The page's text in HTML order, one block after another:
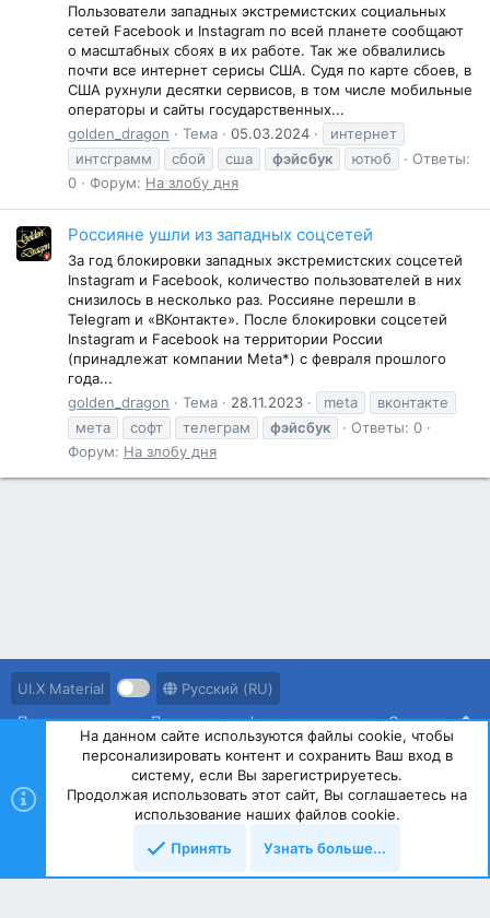
Пользователи западных экстремистских социальных
сетей Facebook и Instagram по всей планете сообщают
о масштабных сбоях в их работе. Так же обвалились
почти все интернет серисы США. Судя по карте сбоев, в
США рухнули десятки сервисов, в том числе мобильные
операторы и сайты государственных...
golden_dragon
Тема 05.03.2024
интернет
интсграмм
сбой сша фэйсбук ютюб
Ответы:
0
Форум: На злобу дня
Россияне ушли из западных соцсетей
За год блокировки западных экстремистских соцсетей
Instagram и Facebook, количество пользователей в них
снизилось в несколько раз. Россияне перешли в
Telegram и «ВКонтакте». После блокировки соцсетей
Instagram и Facebook на территории России
(принадлежат компании Meta*) с февраля прошлого
года...
golden_dragon
Тема 28.11.2023 meta
вконтакте
мета
софт телеграм фэйсбук
Ответы: 0
Форум: На злобу дня
UI.X Material
Русский (RU)
Правила ресурса
Политика конфиденциальности Справка
Community platform by XenForo © 2010-2023 XenForo Ltd.
На данном сайте используются файлы cookie, чтобы
персонализировать контент и сохранить Ваш вход в
систему, если Вы зарегистрируетесь.
Продолжая использовать этот сайт, Вы соглашаетесь на
использование наших файлов cookie.
Принять
Узнать больше...